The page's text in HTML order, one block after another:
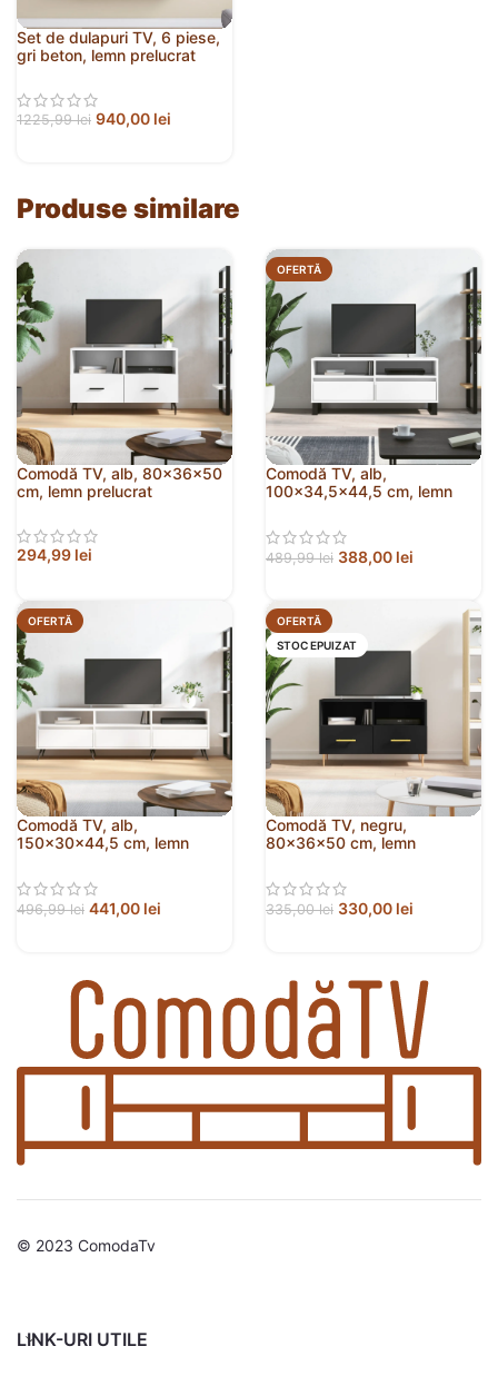
Set de dulapuri TV, 6 piese,
gri beton, lemn prelucrat
1225,99lei 940,00 lei
Produse similare
Comodă TV, alb, 80x36x50
cm, lemn prelucrat
294,99 lei
OFERTĂ
Comodă TV, alb,
100×34,5×44,5 cm, lemn
489,99lei 388,00 lei
OFERTĂ
Comodă TV, alb,
150x30x44,5 cm, lemn
496,99lei 441,00 lei
OFERTĂ
STOC EPUIZAT
Comodă TV, negru,
80x36x50 cm, lemn
335,00lei 330,00 lei
© 2023 ComodaTv
LINK-URI UTILE